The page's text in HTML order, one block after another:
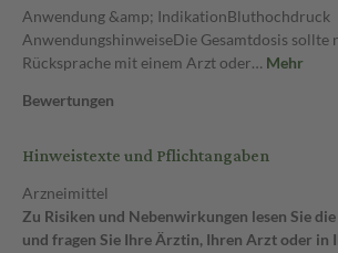
Anwendung &amp; IndikationBluthochdruck
AnwendungshinweiseDie Gesamtdosis sollte
Rücksprache mit einem Arzt oder… Mehr
Bewertungen
Hinweistexte und Pflichtangaben
Arzneimittel
Zu Risiken und Nebenwirkungen lesen Sie
und fragen Sie Ihre Ärztin, Ihren Arzt oder in